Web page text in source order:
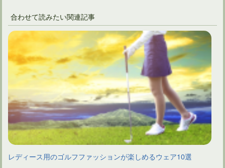
合わせて読みたい関連記事
レディース用のゴルフファッションが楽しめるウェア10選